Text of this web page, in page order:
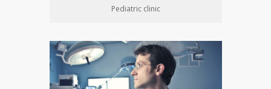
Pediatric clinic